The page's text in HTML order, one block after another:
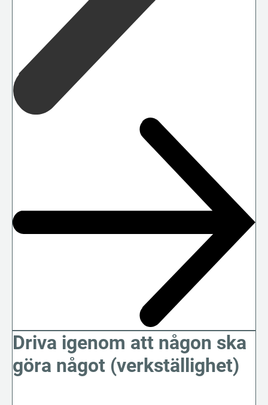
Driva igenom att någon ska
göra något (verkställighet)